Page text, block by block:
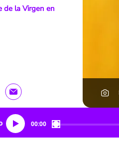
de la Virgen en
00:00